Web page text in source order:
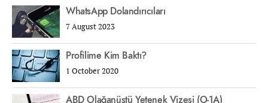
WhatsApp Dolandırıcıları
7 August 2023
Profilime Kim Baktı?
1 October 2020
ABD Olağanüstü Yetenek Vizesi (O-1A)